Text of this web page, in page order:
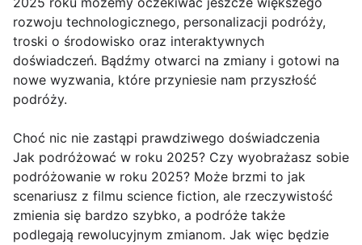
rozwoju technologicznego, personalizacji podróży,
troski o środowisko oraz interaktywnych
doświadczeń. Bądźmy otwarci na zmiany i gotowi na
nowe wyzwania, które przyniesie nam przyszłość
podróży.
Choć nic nie zastąpi prawdziwego doświadczenia
Jak podróżować w roku 2025? Czy wyobrażasz sobie
podróżowanie w roku 2025? Może brzmi to jak
scenariusz z filmu science fiction, ale rzeczywistość
zmienia się bardzo szybko, a podróże także
podlegają rewolucyjnym zmianom. Jak więc będzie